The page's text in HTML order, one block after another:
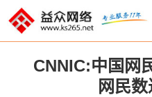
CNNIC:中国网
网民